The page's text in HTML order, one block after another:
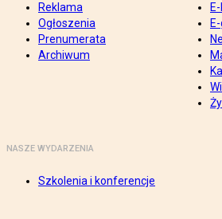
Reklama
Ogłoszenia
Prenumerata
Archiwum
NASZE WYDARZENIA
Szkolenia i konferencje